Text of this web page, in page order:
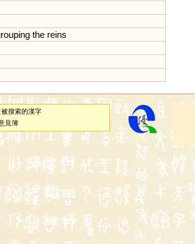
the reins
被搜索的漢字
見簿